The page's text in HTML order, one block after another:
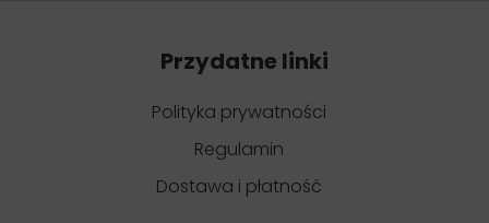
Przydatne linki
Polityka prywatności
Regulamin
Dostawa i płatność